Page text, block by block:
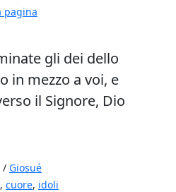
pagina
gli dei dello
in mezzo a voi, e
il Signore, Dio
/ Giosué
cuore, idoli